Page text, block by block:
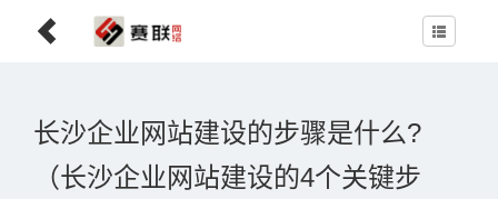
长沙企业网站建设的步骤是什么?
（长沙企业网站建设的4个关键步